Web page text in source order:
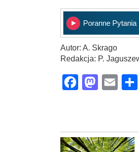
Poranne Pytania
Autor: A. Skrago
Redakcja: P.
Facebook